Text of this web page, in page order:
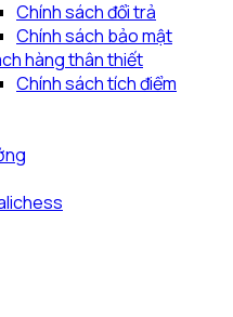
Chính sách đổi trả
Chính sách bảo mật
hàng thân thiết
Chính sách tích điểm